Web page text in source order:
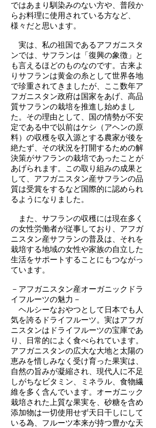
ではあまり馴染みのない方や、普段か
らお料理に使用されている方など、
様々だと思います。
実は、私の祖国であるアフガニスタ
ンでは、サフランは「復興の象徴」と
も言えるほどのものなのです。古来よ
りサフランは黄金の糸として世界各地
で珍重されてきましたが、ここ数年ア
フガニスタン政府は国家をあげ、高品
質サフランの栽培を推進し始めまし
た。その理由として、国の情勢が不安
定である中で以前はケシ（アヘンの原
料）の収穫を収入源とする農家が後を
絶たず、その状況を打開するための解
決策がサフランの栽培であったことが
あげられます。この取り組みの成果と
して、アフガニスタン産サフランの品
質は受賞をするなど国際的に認められ
るようになりました。
また、サフランの収穫には現在多く
の女性労働者が従事しており、アフガ
ニスタン産サフランの普及は、それを
栽培する地域の女性や家族の自立した
生活をサポートすることにもつながっ
ています。
－アフガニスタン産オーガニックドラ
イフルーツの魅力－
ヘルシーなおやつとして日本でも人
気を誇るドライフルーツ。実はアフガ
ニスタンはドライフルーツの宝庫であ
り、日常的によく食べられています。
アフガニスタンの広大な大地と太陽の
恵みを惜しみなく受け育った果実は、
自然の旨みが凝縮され、現代人に不足
しがちなビタミン、ミネラル、食物繊
維を多く含んでいます。オーガニック
栽培された上質な果実を、砂糖を含め
添加物は一切使用せず天日干しにして
いる為、フルーツ本来が持つ豊かな天